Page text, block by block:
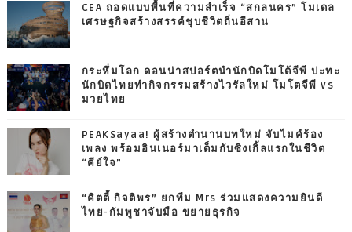
CEA ถอดแบบพื้นที่ความสำเร็จ “สกลนคร” โมเดล
เศรษฐกิจสร้างสรรค์ชุบชีวิตถิ่นอีสาน
กระหึ่มโลก ดอนน่าสปอร์ตนำนักบิดโมโต้จีพี ปะทะ
นักบิดไทยทำกิจกรรมสร้างไวรัลใหม่ โมโตจีพี vs
มวยไทย
PEAKSayaa! ผู้สร้างตำนานบทใหม่ จับไมค์ร้อง
เพลง พร้อมอินเนอร์มาเต็มกับซิงเกิ้ลแรกในชีวิต
“คีย์ใจ”
“คิตตี้ กิจติพร” ยกทีม Mrs ร่วมแสดงความยินดี
ไทย-กัมพูชาจับมือ ขยายธุรกิจ